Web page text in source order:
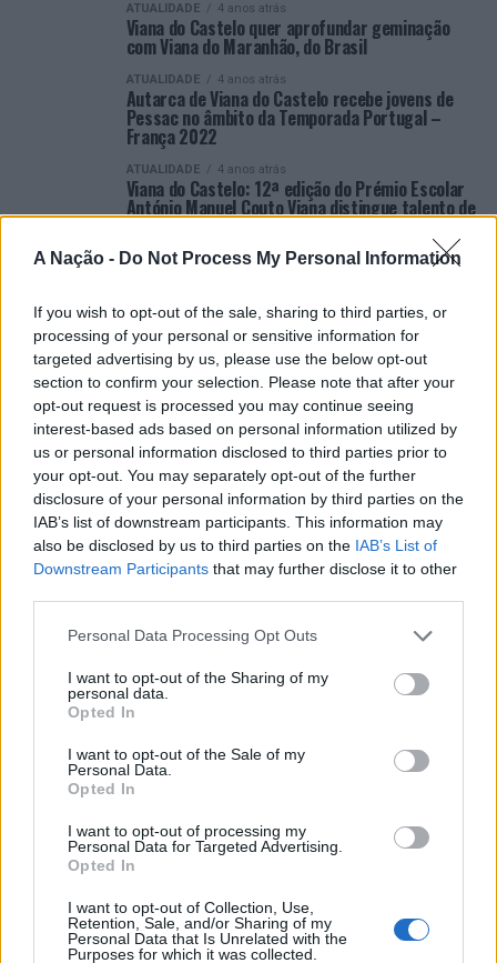
A Nação - Do Not Process My Personal Information
If you wish to opt-out of the sale, sharing to third parties, or
processing of your personal or sensitive information for
targeted advertising by us, please use the below opt-out
section to confirm your selection. Please note that after your
opt-out request is processed you may continue seeing
interest-based ads based on personal information utilized by
us or personal information disclosed to third parties prior to
your opt-out. You may separately opt-out of the further
disclosure of your personal information by third parties on the
IAB’s list of downstream participants. This information may
also be disclosed by us to third parties on the IAB’s List of
Downstream Participants that may further disclose it to other
Personal Data Processing Opt Outs
I want to opt-out of the Sharing of my
personal data.
Opted In
I want to opt-out of the Sale of my
Personal Data.
Opted In
I want to opt-out of processing my
Personal Data for Targeted Advertising.
Opted In
I want to opt-out of Collection, Use,
Retention, Sale, and/or Sharing of my
Personal Data that Is Unrelated with the
Purposes for which it was collected.
ATUALIDADE 4 anos atrás
Viana do Castelo quer aprofundar geminação
com Viana do Maranhão, do Brasil
ATUALIDADE 4 anos atrás
Autarca de Viana do Castelo recebe jovens de
Pessac no âmbito da Temporada Portugal –
França 2022
ATUALIDADE 4 anos atrás
Viana do Castelo: 12ª edição do Prémio Escolar
António Manuel Couto Viana distingue talento de
13 estudantes
ATUALIDADE 4 anos atrás
ATUALIDADE 4 anos atrás
Maria Rosado eleita Miss Queen Portugal
ATUALIDADE 4 anos atrás
“Ler em Viana” com livros, conversas, teatro e
concertos no Centro Cultural de 23 de abril a 7
de maio
VER MAIS
ARTIGOS RECENTES
Cultura digital pode “comprometer” a criatividade antes
de “provocar” mudanças genéticas, diz neurocientista
“Millennium Estoril Open 2026” regressou ao circuito ATP
com vitória do francês Luca Van Assche
Castelo Branco: “Bienal Internacional de Artes e Ofícios”
promete afirmar artesanato, património e inovação como
“motores de desenvolvimento económico e cultural” do
município português
Covilhã: Especialista aponta investimento estrangeiro e